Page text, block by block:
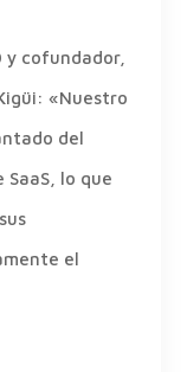
y cofundador,
«Nuestro
del
lo que
el